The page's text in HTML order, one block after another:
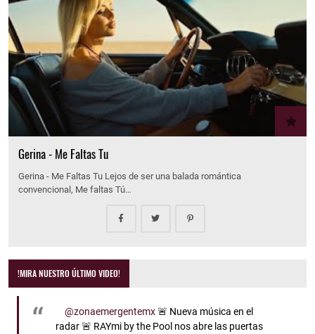
Gerina - Me Faltas Tu
Gerina - Me Faltas Tu Lejos de ser una balada romántica
convencional, Me faltas Tú…
!MIRA NUESTRO ÚLTIMO VIDEO!
@zonaemergentemx🚨 Nueva música en el
radar 🚨 RAYmi by the Pool nos abre las puertas